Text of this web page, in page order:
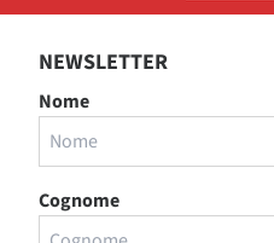
NEWSLETTER
Nome
Cognome